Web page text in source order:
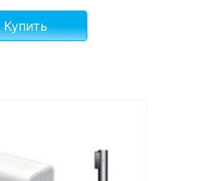
Купить